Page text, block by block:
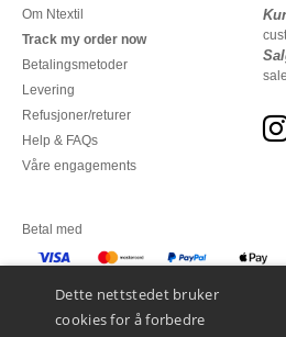
Om Ntextil
Track my order now
Betalingsmetoder
Levering
Refusjoner/returer
Help & FAQs
Våre engagements
Betal med
Dette nettstedet bruker
cookies for å forbedre